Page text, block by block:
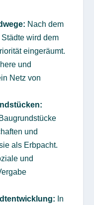
Nach dem
wird dem
eingeräumt.
und
Netz von
und
als Erbpacht.
und
In